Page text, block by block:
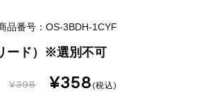
品番号：OS-3BDH-1CYF
ード）※選別不可
¥398 ¥358 (税込)